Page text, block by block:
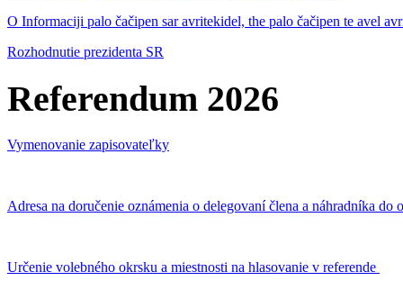
O Informaciji palo čačipen sar avritekidel, the palo čačipen te avel
Rozhodnutie prezidenta SR
Referendum 2026
Vymenovanie zapisovateľky
Adresa na doručenie oznámenia o delegovaní člena a náhradníka
Určenie volebného okrsku a miestnosti na hlasovanie v referende